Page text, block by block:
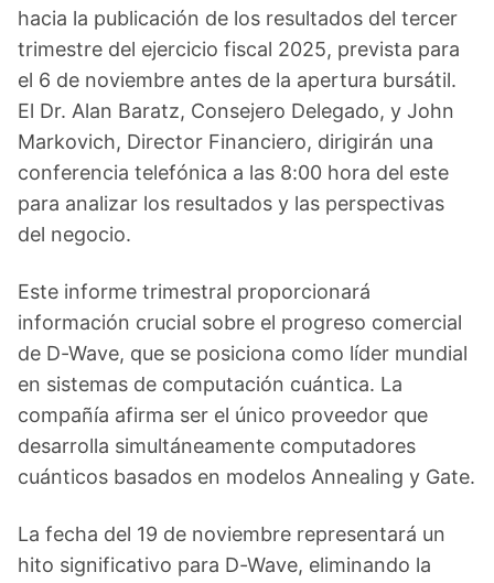
hacia la publicación de los resultados del tercer
trimestre del ejercicio fiscal 2025, prevista para
el 6 de noviembre antes de la apertura bursátil.
El Dr. Alan Baratz, Consejero Delegado, y John
Markovich, Director Financiero, dirigirán una
conferencia telefónica a las 8:00 hora del este
para analizar los resultados y las perspectivas
del negocio.
Este informe trimestral proporcionará
información crucial sobre el progreso comercial
de D-Wave, que se posiciona como líder mundial
en sistemas de computación cuántica. La
compañía afirma ser el único proveedor que
desarrolla simultáneamente computadores
cuánticos basados en modelos Annealing y Gate.
La fecha del 19 de noviembre representará un
hito significativo para D-Wave, eliminando la